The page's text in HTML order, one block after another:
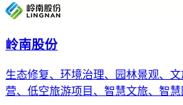
岭南股份
生态修复、环境治理、园林景观、
营、低空旅游项目、智慧文旅、智